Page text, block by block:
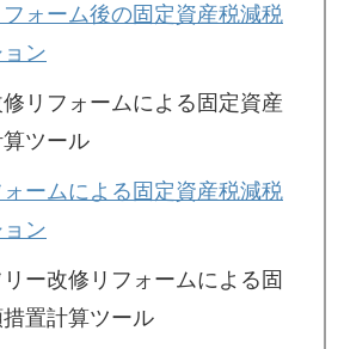
ォーム後の固定資産税減税
ン
修リフォームによる固定資産
ツール
ームによる固定資産税減税
ン
リー改修リフォームによる固
置計算ツール